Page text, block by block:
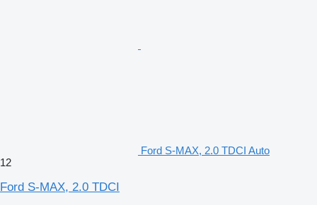
Ford S-MAX, 2.0 TDCI Auto
12
Ford S-MAX, 2.0 TDCI